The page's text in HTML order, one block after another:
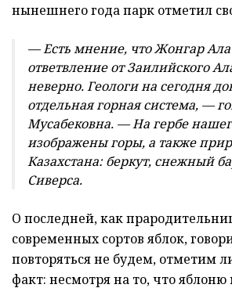
нынешнего года парк отметил
— Есть мнение, что Жонгар
ответвление от Заилийского
неверно. Геологи на сегодня
отдельная горная система, —
Мусабековна. — На гербе
изображены горы, а также
Казахстана: беркут, снежный
Сиверса.
О последней, как
современных сортов яблок,
повторяться не будем, отметим
факт: несмотря на то, что